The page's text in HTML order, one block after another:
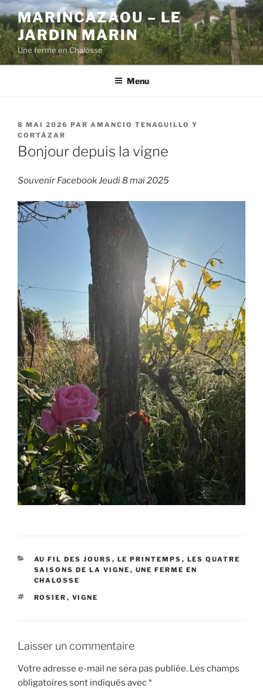
Aller
au
contenu
principal
MARINCAZAOU – LE
JARDIN MARIN
Une ferme en Chalosse
Menu
PUBLIÉ
LE
8 MAI 2026 PAR AMANCIO TENAGUILLO Y
CORTÁZAR
Bonjour depuis la vigne
Souvenir Facebook Jeudi 8 mai 2025
CATÉGORIES
AU FIL DES JOURS , LE PRINTEMPS , LES QUATRE
SAISONS DE LA VIGNE , UNE FERME EN
CHALOSSE
ÉTIQUETTES
ROSIER , VIGNE
Laisser un commentaire
Votre adresse e-mail ne sera pas publiée. Les champs
obligatoires sont indiqués avec*